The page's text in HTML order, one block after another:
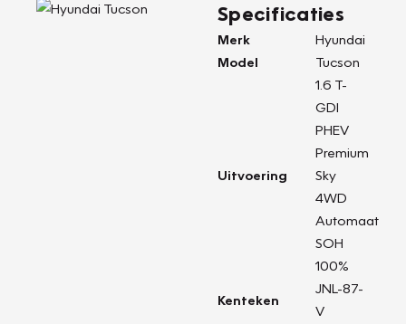
Specificaties
Merk
Hyundai
Model
Tucson
Uitvoering
1.6 T-
GDI
PHEV
Premium
Sky
4WD
Automaat
SOH
100%
Kenteken
JNL-87-
V